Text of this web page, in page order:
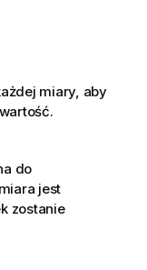
miary, aby
do
jest
zostanie